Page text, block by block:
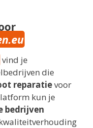
vind je
die
reparatievoor
kun je
bedrijven